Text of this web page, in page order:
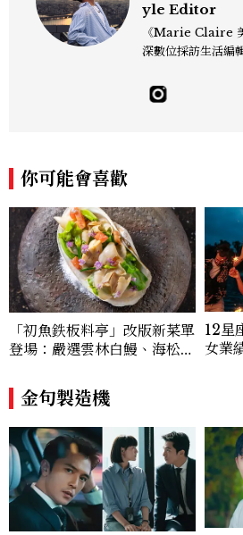
yle Editor
《Marie Claire
深數位採訪生活編
飯店、奢華旅宿、
另涉獵3C家電、
pella、
I、Raffles、
rriott等頂級飯店集團。 策劃並
0篇深度專題「
「玩咖懶人包」盤
角提供讀者最新話
品質生活旅遊靈感內容。
你可能會喜歡
「初魚鉄板料亭」改版新菜單
登場：嚴選雲林白鰻、海松貝
級優惠
12星
女業
金句製造機